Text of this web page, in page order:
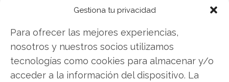
Gestiona tu privacidad
Para ofrecer las mejores experiencias,
nosotros y nuestros socios utilizamos
tecnologías como cookies para almacenar y/o
acceder a la información del dispositivo. La
gratuito actual del 1 de agosto descubrirá
Beyond Meat: ¿Comprar o vender?¡Lee más
aquí!